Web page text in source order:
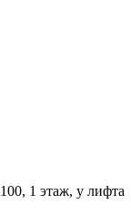
1 этаж, у лифта